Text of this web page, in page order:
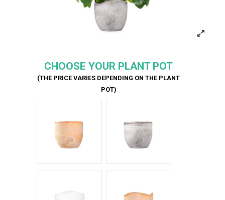
CHOOSE YOUR PLANT POT
(THE PRICE VARIES DEPENDING ON THE PLANT
POT)